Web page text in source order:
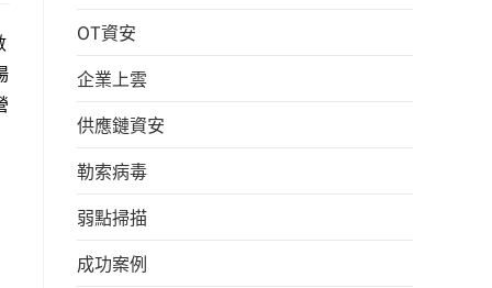
OT資安
企業上雲
供應鏈資安
勒索病毒
弱點掃描
成功案例